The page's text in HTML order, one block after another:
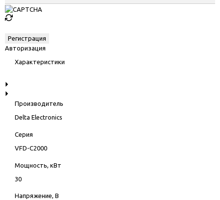
Авторизация
Характеристики
Производитель
Delta Electronics
Серия
VFD-C2000
Мощность, кВт
30
Напряжение, В